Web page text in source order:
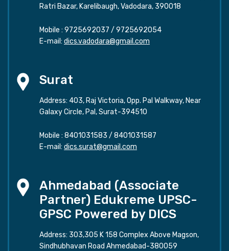
Ratri Bazar, Karelibaugh, Vadodara, 390018
Mobile : 9725692037 / 9725692054
E-mail: dics.vadodara@gmail.com
Surat
Address: 403, Raj Victoria, Opp. Pal Walkway, Near
Galaxy Circle, Pal, Surat-394510
Mobile : 8401031583 / 8401031587
E-mail: dics.surat@gmail.com
Ahmedabad (Associate
Partner) Edukreme UPSC-
GPSC Powered by DICS
Address: 303,305 K 158 Complex Above Magson,
Sindhubhavan Road Ahmedabad-380059